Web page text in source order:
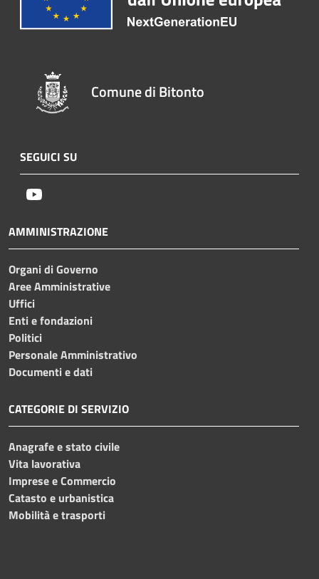
Comune di Bitonto
SEGUICI SU
AMMINISTRAZIONE
Organi di Governo
Aree Amministrative
Uffici
Enti e fondazioni
Politici
Personale Amministrativo
Documenti e dati
CATEGORIE DI SERVIZIO
Anagrafe e stato civile
Vita lavorativa
Imprese e Commercio
Catasto e urbanistica
Mobilità e trasporti